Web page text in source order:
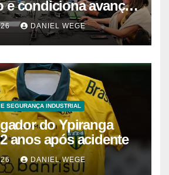
e condiciona avanços
Fenaban | Contec
DANIEL WEGE
SEGURANÇA INDUSTRIAL
do Ypiranga
anos após acidente
DANIEL WEGE